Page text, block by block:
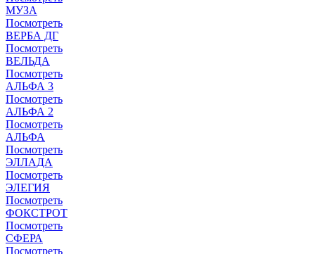
МУЗА
Посмотреть
ВЕРБА ДГ
Посмотреть
ВЕЛЬДА
Посмотреть
АЛЬФА 3
Посмотреть
АЛЬФА 2
Посмотреть
АЛЬФА
Посмотреть
ЭЛЛАДА
Посмотреть
ЭЛЕГИЯ
Посмотреть
ФОКСТРОТ
Посмотреть
СФЕРА
Посмотреть